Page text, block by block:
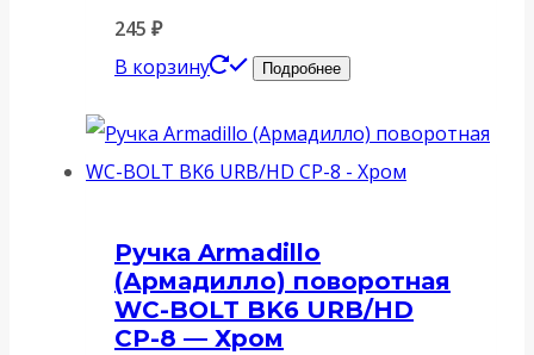
245 ₽
В корзину
Подробнее
Ручка Armadillo
(Армадилло) поворотная
WC-BOLT BK6 URB/HD
СР-8 — Хром